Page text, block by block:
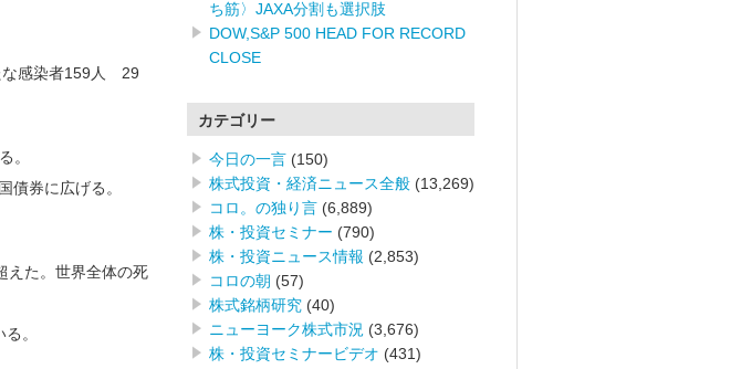
な感染者159人 29
。
債券に広げる。
えた。世界全体の死
。
ち筋〉JAXA分割も選択肢
DOW,S&P 500 HEAD FOR RECORD
CLOSE
カテゴリー
今日の一言 (150)
株式投資・経済ニュース全般 (13,269)
コロ。の独り言 (6,889)
株・投資セミナー (790)
株・投資ニュース情報 (2,853)
コロの朝 (57)
株式銘柄研究 (40)
ニューヨーク株式市況 (3,676)
株・投資セミナービデオ (431)